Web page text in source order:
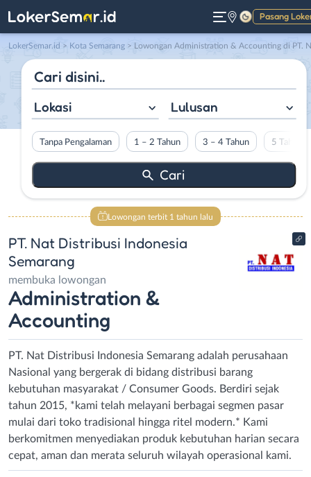
Pasang
Gelap
LokerSemar.id > Kota Semarang > Lowongan Administration & Accounting di PT. Nat Distribusi Indonesia Semarang
Lokasi Lulusan
Tanpa Pengalaman 1 – 2 Tahun 3 – 4 Tahun 5 Tahun
Lowongan terbit 1 tahun lalu
PT. Nat Distribusi Indonesia
Semarang
membuka lowongan
Administration &
Accounting
PT. Nat Distribusi Indonesia Semarang adalah perusahaan
Nasional yang bergerak di bidang distribusi barang
kebutuhan masyarakat / Consumer Goods. Berdiri sejak
tahun 2015, *kami telah melayani berbagai segmen pasar
mulai dari toko tradisional hingga ritel modern.* Kami
berkomitmen menyediakan produk kebutuhan harian secara
cepat, aman dan merata seluruh wilayah operasional kami.